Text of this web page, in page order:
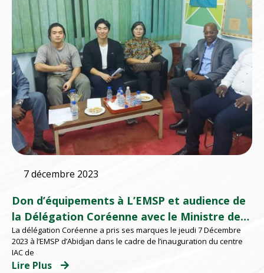
7 décembre 2023
Don d’équipements à L’EMSP et audience de
la Délégation Coréenne avec le Ministre de
la Transition Numérique et de la
Digitalisation.
La délégation Coréenne a pris ses marques le jeudi 7 Décembre
2023 à l’EMSP d’Abidjan dans le cadre de l’inauguration du centre
IAC de
Lire Plus